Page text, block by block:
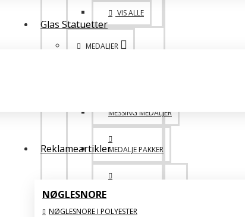
Glas Statuetter
Reklameartikler
NØGLESNORE
NØGLESNORE I POLYESTER
VIS ALLE
MEDALJER
MESSING MEDALJER
MEDALJE PAKKER